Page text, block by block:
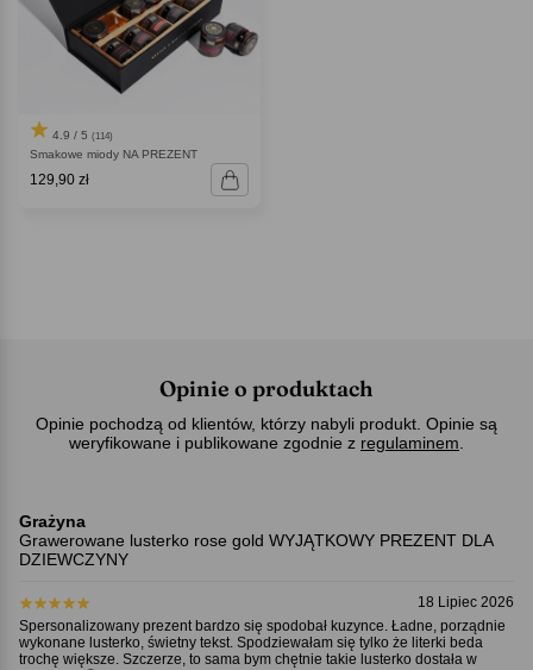
4.9 / 5 (114)
Smakowe miody NA PREZENT
129,90 zł
Opinie o produktach
Opinie pochodzą od klientów, którzy nabyli produkt. Opinie są
weryfikowane i publikowane zgodnie z regulaminem
Grawerowane lusterko rose gold WYJĄTKOWY PREZENT DLA
DZIEWCZYNY
Grażyna
18 Lipiec 2026
Spersonalizowany prezent bardzo się spodobał kuzynce. Ładne, porządnie
wykonane lusterko, świetny tekst. Spodziewałam się tylko że literki beda
trochę większe. Szczerze, to sama bym chętnie takie lusterko dostała w